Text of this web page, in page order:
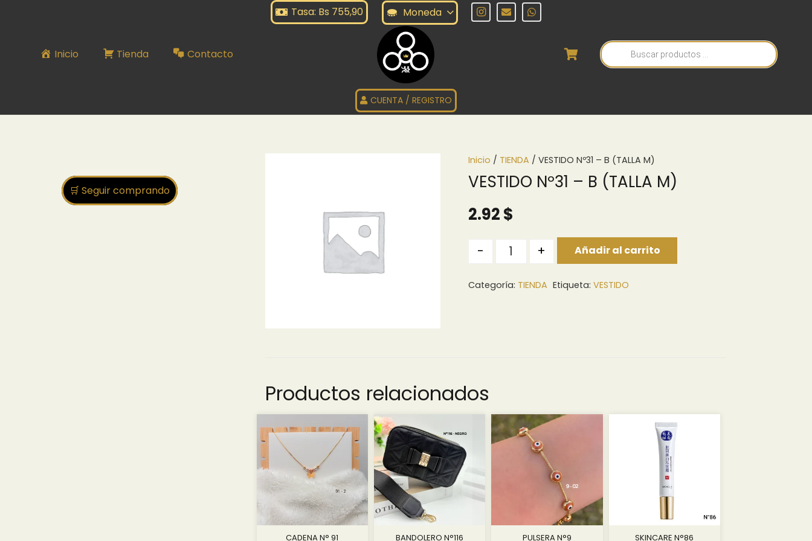
Tasa: Bs 755,90 Moneda
Inicio Tienda Contacto
Búsqueda
de
productos
CUENTA / REGISTRO
Inicio / TIENDA / VESTIDO Nº31 – B (TALLA M)
VESTIDO Nº31 – B (TALLA M)
2.92$
- + Añadir al carrito
Categoría: TIENDA Etiqueta: VESTIDO
Productos relacionados
CADENA N° 91 BANDOLERO N°116 PULSERA N°9 SKINCARE N°86
🛒 Seguir comprando